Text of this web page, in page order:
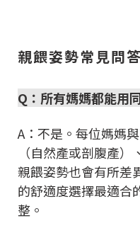
親餵姿勢常見問答
Q：所有媽媽都能用
A：不是。每位媽媽
（自然產或剖腹產
親餵姿勢也會有所差
的舒適度選擇最適合
整。